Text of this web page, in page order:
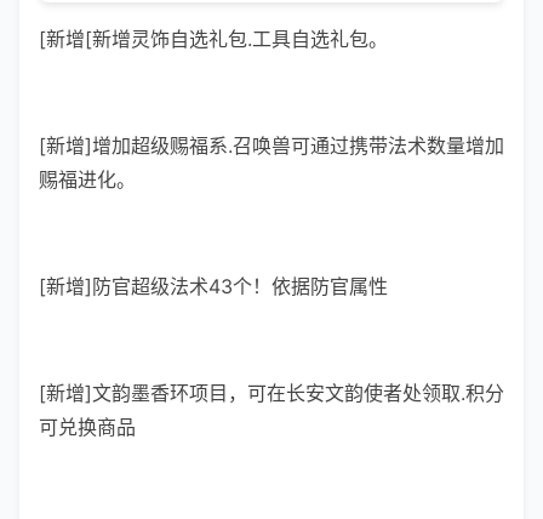
[新增[新增灵饰自选礼包.工具自选礼包。
[新增]增加超级赐福系.召唤兽可通过携带法术数量增加
赐福进化。
[新增]防官超级法术43个！依据防官属性
[新增]文韵墨香环项目，可在长安文韵使者处领取.积分
可兑换商品